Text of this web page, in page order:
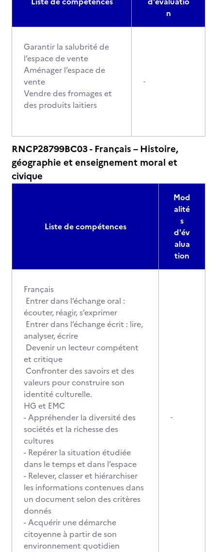
n
Garantir la salubrité de
l’espace de vente
Aménager l’espace de
vente
Vendre des fromages et
des produits laitiers
-
RNCP28799BC03 - Français – Histoire,
géographie et enseignement moral et
civique
Liste de compétences
Mod
alité
s
d'év
alua
tion
Français
Entrer dans l’échange oral :
écouter, réagir, s’exprimer
Entrer dans l’échange écrit : lire,
analyser, écrire
Devenir un lecteur compétent
et critique
Confronter des savoirs et des
valeurs pour construire son
identité culturelle.
HG et EMC
- Appréhender la diversité des
sociétés et la richesse des
cultures
- Repérer la situation étudiée
dans le temps et dans l’espace
- Relever, classer et hiérarchiser
les informations contenues dans
un document selon des critères
donnés
- Acquérir une démarche
citoyenne à partir de son
environnement quotidien
-